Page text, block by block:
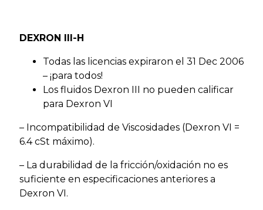
DEXRON III-H
Todas las licencias expiraron el 31 Dec 2006
– ¡para todos!
Los fluidos Dexron III no pueden calificar
para Dexron VI
– Incompatibilidad de Viscosidades (Dexron VI =
6.4 cSt máximo).
– La durabilidad de la fricción/oxidación no es
suficiente en especificaciones anteriores a
Dexron VI.